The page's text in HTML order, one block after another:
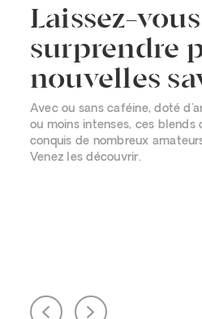
Laissez-vous
surprendre
nouvelles
Avec ou sans caféine, doté
ou moins intenses, ces blends
conquis de nombreux
Venez les découvrir.